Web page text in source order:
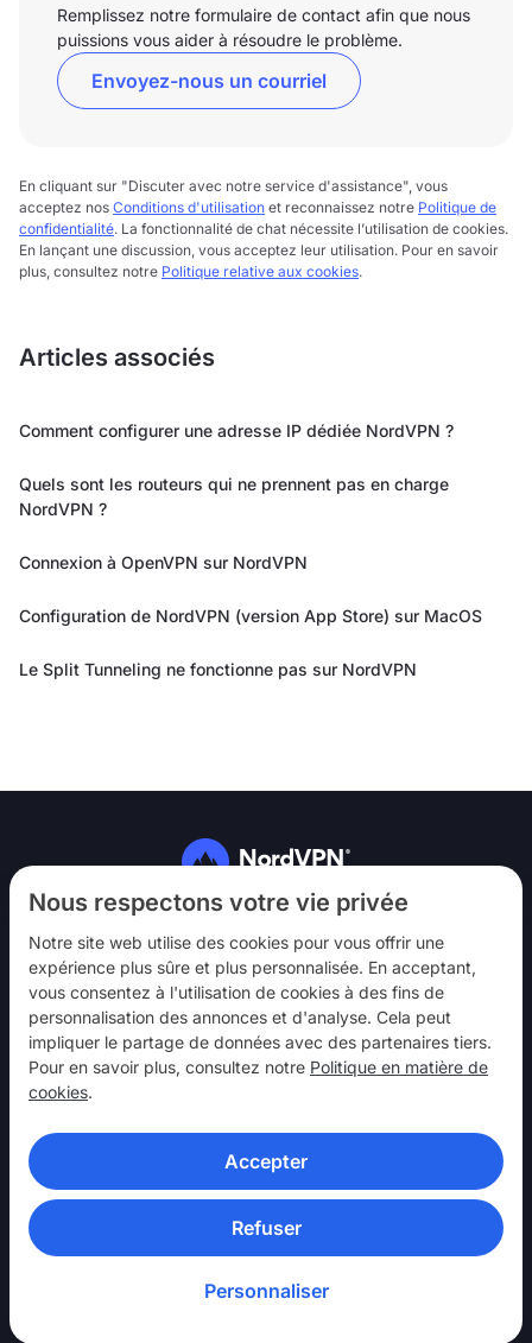
Nous respectons votre vie privée
Notre site web utilise des cookies pour vous offrir une
expérience plus sûre et plus personnalisée. En acceptant,
vous consentez à l'utilisation de cookies à des fins de
personnalisation des annonces et d'analyse. Cela peut
impliquer le partage de données avec des partenaires tiers.
Pour en savoir plus, consultez notre Politique en matière de
cookies.
Accepter
Refuser
Personnaliser
Remplissez notre formulaire de contact afin que nous
puissions vous aider à résoudre le problème.
Envoyez-nous un courriel
En cliquant sur "Discuter avec notre service d'assistance", vous
acceptez nos Conditions d'utilisation et reconnaissez notre Politique de
confidentialité. La fonctionnalité de chat nécessite l’utilisation de cookies.
En lançant une discussion, vous acceptez leur utilisation. Pour en savoir
plus, consultez notre Politique relative aux cookies.
Articles associés
Comment configurer une adresse IP dédiée NordVPN ?
Quels sont les routeurs qui ne prennent pas en charge
NordVPN ?
Connexion à OpenVPN sur NordVPN
Configuration de NordVPN (version App Store) sur MacOS
Le Split Tunneling ne fonctionne pas sur NordVPN
Suivez-nous
NordVPN
Interagir
Aide
En savoir plus
APPLICATIONS VPN
© 2026 Nord Security. Tous droits réservés